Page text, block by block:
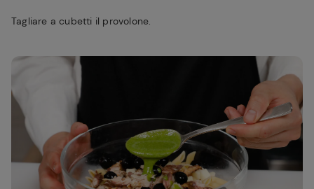
Tagliare a cubetti il provolone.